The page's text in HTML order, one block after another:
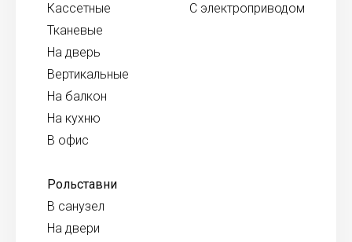
Кассетные
Тканевые
На дверь
Вертикальные
На балкон
На кухню
В офис
С электроприводом
Рольставни
В санузел
На двери